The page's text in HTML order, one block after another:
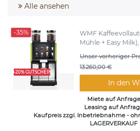
Alle ansehen
+20% GUTSCHEIN
-35%
WMF
Mühle + Easy
Unser vorheriger
13.260,00 €
In den
Miete auf Anfrage
Leasing auf
Kaufpreis zzgl. Inbetriebnahme -
LAGERVERKAUF